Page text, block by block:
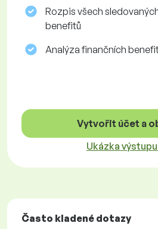
Rozpis všech
benefitů
Analýza finančních
Vytvořit účet a
Ukázka výstupu
Často kladené dotazy